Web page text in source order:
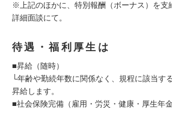
※上記のほかに、特別報酬（ボーナス）を支
詳細面談にて。
待遇・福利厚生は
■昇給（随時）
└年齢や勤続年数に関係なく、規程に該当す
昇給します。
■社会保険完備（雇用・労災・健康・厚生年金